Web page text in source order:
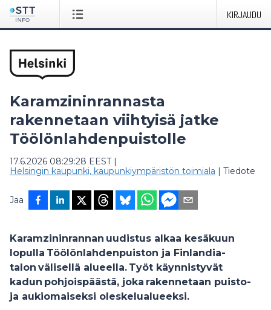
KIRJAUDU
Karamzininrannasta
rakennetaan viihtyisä jatke
Töölönlahdenpuistolle
17.6.2026 08:29:28 EEST|
Helsingin kaupunki, kaupunkiympäristön toimiala | Tiedote
Jaa
Karamzininrannan uudistus alkaa kesäkuun
lopulla Töölönlahdenpuiston ja Finlandia-
talon välisellä alueella. Työt käynnistyvät
kadun pohjoispäästä, joka rakennetaan puisto-
ja aukiomaiseksi oleskelualueeksi.